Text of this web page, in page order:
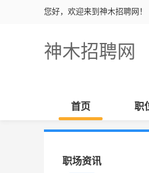
您好，欢迎来到神木招聘网！
神木招聘网
首页 职
职场资讯